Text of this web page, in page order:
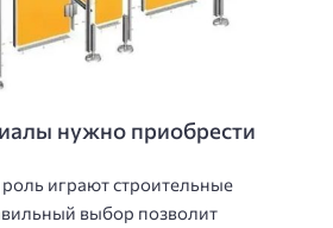
нужно приобрести
играют строительные
выбор позволит